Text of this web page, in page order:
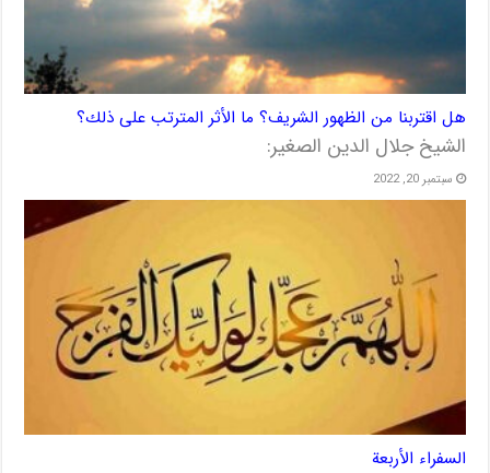
هل اقتربنا من الظهور الشريف؟ ما الأثر المترتب على ذلك؟
الشيخ جلال الدين الصغير:
سبتمبر 20, 2022
السفراء الأربعة